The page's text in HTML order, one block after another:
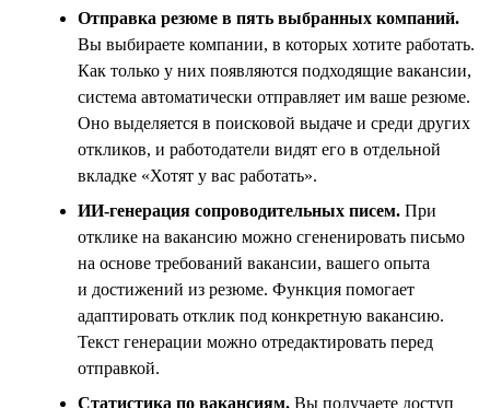
Отправка резюме в пять выбранных компаний.
Вы выбираете компании, в которых хотите работать.
Как только у них появляются подходящие вакансии,
система автоматически отправляет им ваше резюме.
Оно выделяется в поисковой выдаче и среди других
откликов, и работодатели видят его в отдельной
вкладке «Хотят у вас работать».
ИИ-генерация сопроводительных писем. При
отклике на вакансию можно сгененировать письмо
на основе требований вакансии, вашего опыта
и достижений из резюме. Функция помогает
адаптировать отклик под конкретную вакансию.
Текст генерации можно отредактировать перед
отправкой.
Статистика по вакансиям. Вы получаете доступ